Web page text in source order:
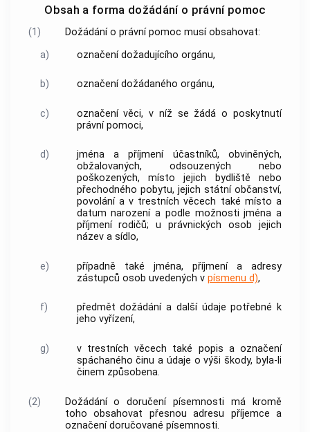
Obsah a forma dožádání o právní pomoc
(1)
Dožádání o právní pomoc musí obsahovat:
a)
označení dožadujícího orgánu,
b) označení dožádaného orgánu,
c)
označení věci, v níž se žádá o poskytnutí
právní pomoci,
d)
jména a příjmení účastníků, obviněných,
obžalovaných, odsouzených nebo
poškozených, místo jejich bydliště nebo
přechodného pobytu, jejich státní občanství,
povolání a v trestních věcech také místo a
datum narození a podle možnosti jména a
příjmení rodičů; u právnických osob jejich
název a sídlo,
e)
případně také jména, příjmení a adresy
zástupců osob uvedených v písmenu d),
f)
předmět dožádání a další údaje potřebné k
jeho vyřízení,
g)
v trestních věcech také popis a označení
spáchaného činu a údaje o výši škody, byla-li
činem způsobena.
(2)
Dožádání o doručení písemnosti má kromě
toho obsahovat přesnou adresu příjemce a
označení doručované písemnosti.